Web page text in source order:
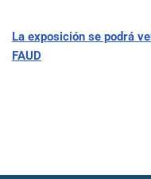
La exposición se podrá
FAUD